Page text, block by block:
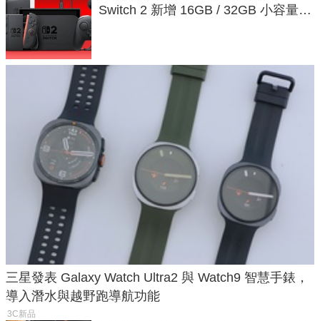
Switch 2 新增 16GB / 32GB 小容量遊
三星發表 Galaxy Watch Ultra2 與 Watch9 智慧手錶，
導入潛水與越野跑導航功能
3C新品